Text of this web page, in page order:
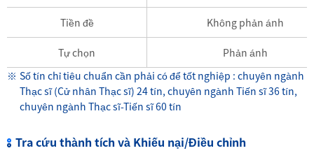
Tiền đề Không phản ánh
Tự chọn
Phản ánh
Số tín chỉ tiêu chuẩn cần phải có để tốt nghiệp : chuyên ngành
Thạc sĩ (Cử nhân Thạc sĩ) 24 tín, chuyên ngành Tiến sĩ 36 tín,
chuyên ngành Thạc sĩ-Tiến sĩ 60 tín
Tra cứu thành tích và Khiếu nại/Điều chỉnh